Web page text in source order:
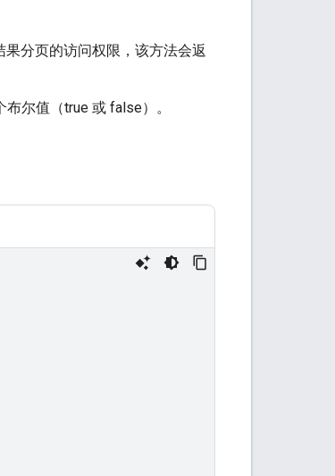
分页的访问权限，该方法会返
尔值（true 或 false）。